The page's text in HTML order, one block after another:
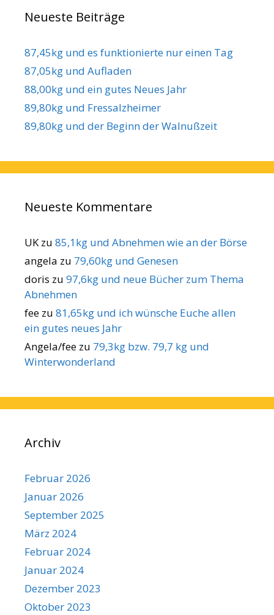
Neueste Beiträge
87,45kg und es funktionierte nur einen Tag
87,05kg und Aufladen
88,00kg und ein gutes Neues Jahr
89,80kg und Fressalzheimer
89,80kg und der Beginn der Walnußzeit
Neueste Kommentare
UKzu 85,1kg und Abnehmen wie an der Börse
angela zu 79,60kg und Genesen
doris zu 97,6kg und neue Bücher zum Thema
Abnehmen
fee zu 81,65kg und ich wünsche Euche allen
ein gutes neues Jahr
Angela/fee zu 79,3kg bzw. 79,7 kg und
Winterwonderland
Archiv
Februar 2026
Januar 2026
September 2025
März 2024
Februar 2024
Januar 2024
Dezember 2023
Oktober 2023